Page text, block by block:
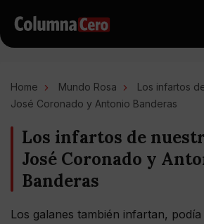
Home Mundo Rosa
Los infartos
José Coronado y Antonio Banderas
Los infartos de
José Coronado y
Banderas
Los galanes también infartan,